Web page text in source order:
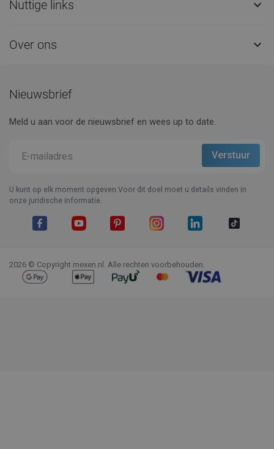
Nuttige links 
Over ons 
Nieuwsbrief
Meld u aan voor de nieuwsbrief en wees up to date.
U kunt op elk moment opgeven.Voor dit doel moet u details vinden in
onze juridische informatie.
2026 © Copyright mexen.nl. Alle rechten voorbehouden.